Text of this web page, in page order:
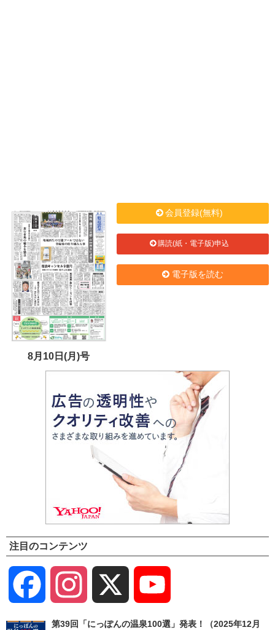
8月10日(月)号
会員登録(無料)
購読(紙・電子版)申込
電子版を読む
注目のコンテンツ
Facebook Instagram
Channel
第39回「にっぽんの温泉100選」発表！（2025年12月